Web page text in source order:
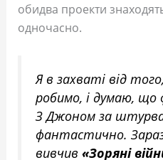
обидва проекти
одночасно.
Я в захваті від
робимо, і думаю, що
З Джоном за
фантастично.
вивчив «Зоряні